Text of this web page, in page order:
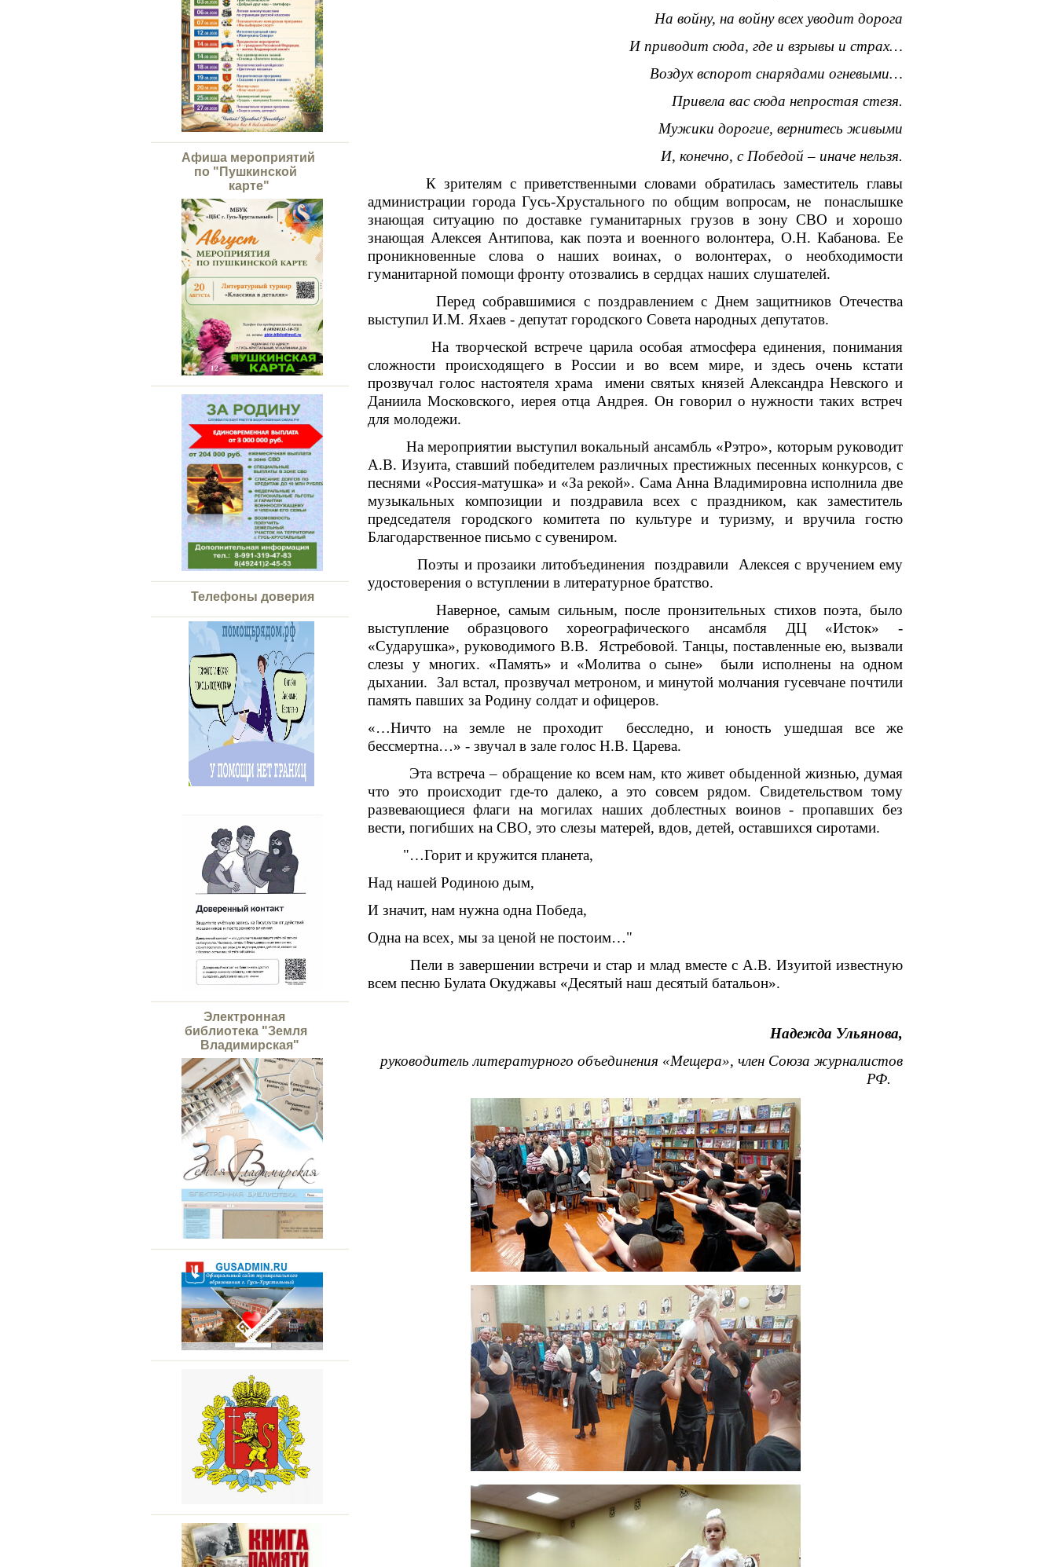
Афиша мероприятий
по "Пушкинской
карте"
Телефоны доверия
Электронная
библиотека "Земля
Владимирская"
На войну, на войну всех уводит дорога
И приводит сюда, где и взрывы и страх…
Воздух вспорот снарядами огневыми…
Привела вас сюда непростая стезя.
Мужики дорогие, вернитесь живыми
И, конечно, с Победой – иначе нельзя.
К зрителям с приветственными словами обратилась заместитель главы
администрации города Гусь-Хрустального по общим вопросам, не понаслышке
знающая ситуацию по доставке гуманитарных грузов в зону СВО и хорошо
знающая Алексея Антипова, как поэта и военного волонтера, О.Н. Кабанова. Ее
проникновенные слова о наших воинах, о волонтерах, о необходимости
гуманитарной помощи фронту отозвались в сердцах наших слушателей.
Перед собравшимися с поздравлением с Днем защитников Отечества
выступил И.М. Яхаев - депутат городского Совета народных депутатов.
На творческой встрече царила особая атмосфера единения, понимания
сложности происходящего в России и во всем мире, и здесь очень кстати
прозвучал голос настоятеля храма имени святых князей Александра Невского и
Даниила Московского, иерея отца Андрея. Он говорил о нужности таких встреч
для молодежи.
На мероприятии выступил вокальный ансамбль «Рэтро», которым руководит
А.В. Изуита, ставший победителем различных престижных песенных конкурсов, с
песнями «Россия-матушка» и «За рекой». Сама Анна Владимировна исполнила две
музыкальных композиции и поздравила всех с праздником, как заместитель
председателя городского комитета по культуре и туризму, и вручила гостю
Благодарственное письмо с сувениром.
Поэты и прозаики литобъединения поздравили Алексея с вручением ему
удостоверения о вступлении в литературное братство.
Наверное, самым сильным, после пронзительных стихов поэта, было
выступление образцового хореографического ансамбля ДЦ «Исток» -
«Сударушка», руководимого В.В. Ястребовой. Танцы, поставленные ею, вызвали
слезы у многих. «Память» и «Молитва о сыне» были исполнены на одном
дыхании. Зал встал, прозвучал метроном, и минутой молчания гусевчане почтили
память павших за Родину солдат и офицеров.
«…Ничто на земле не проходит бесследно, и юность ушедшая все же
бессмертна…» - звучал в зале голос Н.В. Царева.
Эта встреча – обращение ко всем нам, кто живет обыденной жизнью, думая
что это происходит где-то далеко, а это совсем рядом. Свидетельством тому
развевающиеся флаги на могилах наших доблестных воинов - пропавших без
вести, погибших на СВО, это слезы матерей, вдов, детей, оставшихся сиротами.
"…Горит и кружится планета,
Над нашей Родиною дым,
И значит, нам нужна одна Победа,
Одна на всех, мы за ценой не постоим…"
Пели в завершении встречи и стар и млад вместе с А.В. Изуитой известную
всем песню Булата Окуджавы «Десятый наш десятый батальон».
Надежда Ульянова,
руководитель литературного объединения «Мещера», член Союза журналистов
РФ.